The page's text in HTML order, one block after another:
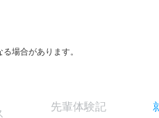
場合があります。
先輩体験記